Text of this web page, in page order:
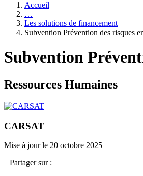
Accueil
…
Les solutions de financement
Subvention Prévention des risques
Subvention
Ressources Humaines
CARSAT
Mise à jour le 20 octobre 2025
Partager sur :